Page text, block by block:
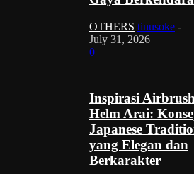
OTHERS tinusoke -
July 31, 2026
0
Inspirasi
Helm Arai:
Japanese
yang Elegan dan
Berkarakter